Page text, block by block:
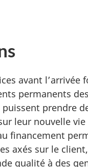
avant l’arrivée
permanents
puissent prendre
leur nouvelle vie
financement
axés sur le
qualité à des